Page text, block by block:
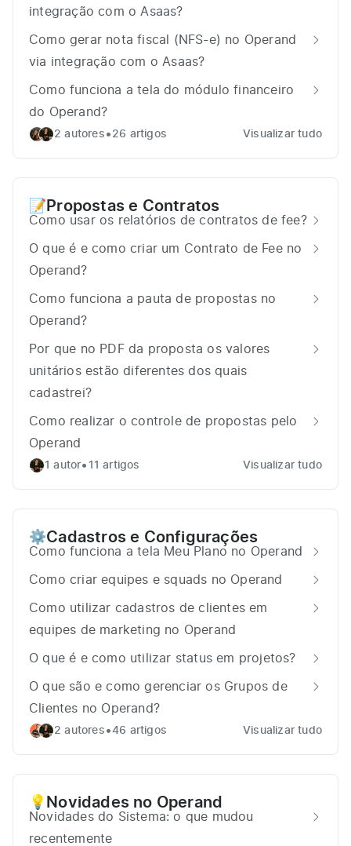
integração com o Asaas?
Como gerar nota fiscal (NFS-e) no Operand
via integração com o Asaas?
Como funciona a tela do módulo financeiro
do Operand?
2 autores • 26 artigos Visualizar tudo
📝 Propostas e Contratos
Como usar os relatórios de contratos de fee?
O que é e como criar um Contrato de Fee no
Operand?
Como funciona a pauta de propostas no
Operand?
Por que no PDF da proposta os valores
unitários estão diferentes dos quais
cadastrei?
Como realizar o controle de propostas pelo
Operand
1 autor• 11 artigos Visualizar tudo
⚙️Cadastros e Configurações
Como funciona a tela Meu Plano no Operand
Como criar equipes e squads no Operand
Como utilizar cadastros de clientes em
equipes de marketing no Operand
O que é e como utilizar status em projetos?
O que são e como gerenciar os Grupos de
Clientes no Operand?
2 autores •46 artigos Visualizar tudo
💡 Novidades no Operand
Novidades do Sistema: o que mudou
recentemente